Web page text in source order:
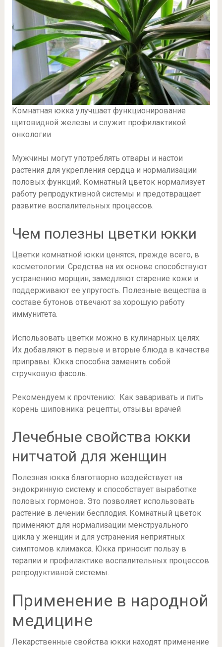
Комнатная юкка улучшает функционирование
щитовидной железы и служит профилактикой
онкологии
Мужчины могут употреблять отвары и настои
растения для укрепления сердца и нормализации
половых функций. Комнатный цветок нормализует
работу репродуктивной системы и предотвращает
развитие воспалительных процессов.
Чем полезны цветки юкки
Цветки комнатной юкки ценятся, прежде всего, в
косметологии. Средства на их основе способствуют
устранению морщин, замедляют старение кожи и
поддерживают ее упругость. Полезные вещества в
составе бутонов отвечают за хорошую работу
иммунитета.
Использовать цветки можно в кулинарных целях.
Их добавляют в первые и вторые блюда в качестве
приправы. Юкка способна заменить собой
стручковую фасоль.
Рекомендуем к прочтению: Как заваривать и пить
корень шиповника: рецепты, отзывы врачей
Лечебные свойства юкки
нитчатой для женщин
Полезная юкка благотворно воздействует на
эндокринную систему и способствует выработке
половых гормонов. Это позволяет использовать
растение в лечении бесплодия. Комнатный цветок
применяют для нормализации менструального
цикла у женщин и для устранения неприятных
симптомов климакса. Юкка приносит пользу в
терапии и профилактике воспалительных процессов
репродуктивной системы.
Применение в народной
медицине
Лекарственные свойства юкки находят применение